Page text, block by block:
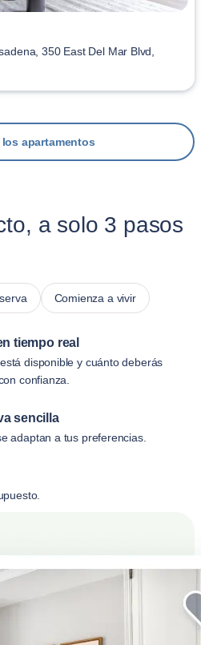
350 East Del Mar Blvd,
apartamentos
a solo 3 pasos
Comienza a vivir
tiempo real
disponible y cuánto deberás
confianza.
sencilla
adaptan a tus preferencias.